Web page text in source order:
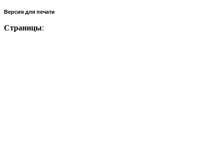
Версия для печати
Страницы: